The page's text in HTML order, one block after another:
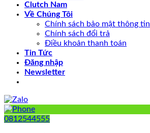
Clutch Nam
Về Chúng Tôi
Chính sách bảo mật thông tin
Chính sách đổi trả
Điều khoản thanh toán
Tin Tức
Đăng nhập
Newsletter
0812544555